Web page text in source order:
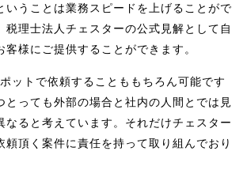
いうことは業務スピードを上げることがで
税理士法人チェスターの公式見解として自
様にご提供することができます。
ットで依頼することももちろん可能です
とっても外部の場合と社内の人間とでは見
なると考えています。それだけチェスター
頼頂く案件に責任を持って取り組んでおり